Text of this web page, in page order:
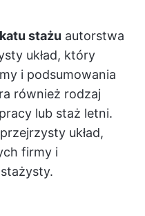
stażu autorstwa
układ, który
i podsumowania
również rodzaj
lub staż letni.
układ,
firmy i